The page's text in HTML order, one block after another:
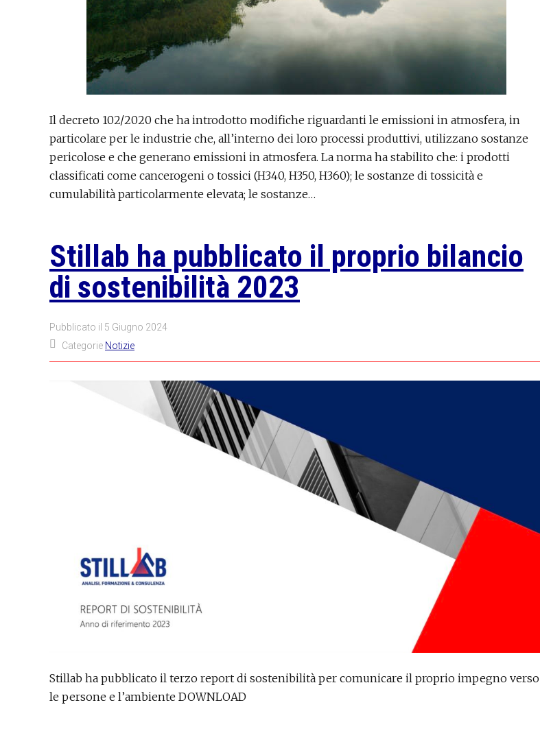
Il decreto 102/2020 che ha introdotto modifiche riguardanti le emissioni in atmosfera, in
particolare per le industrie che, all’interno dei loro processi produttivi, utilizzano sostanze
pericolose e che generano emissioni in atmosfera. La norma ha stabilito che: i prodotti
classificati come cancerogeni o tossici (H340, H350, H360); le sostanze di tossicità e
cumulabilità particolarmente elevata; le sostanze…
Stillab ha pubblicato il proprio bilancio
di sostenibilità 2023
Pubblicato il 5 Giugno 2024
Categorie Notizie
Stillab ha pubblicato il terzo report di sostenibilità per comunicare il proprio impegno verso
le persone e l’ambiente DOWNLOAD